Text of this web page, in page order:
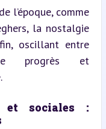
l’époque, comme
la nostalgie
oscillant entre
le progrès et
et sociales :